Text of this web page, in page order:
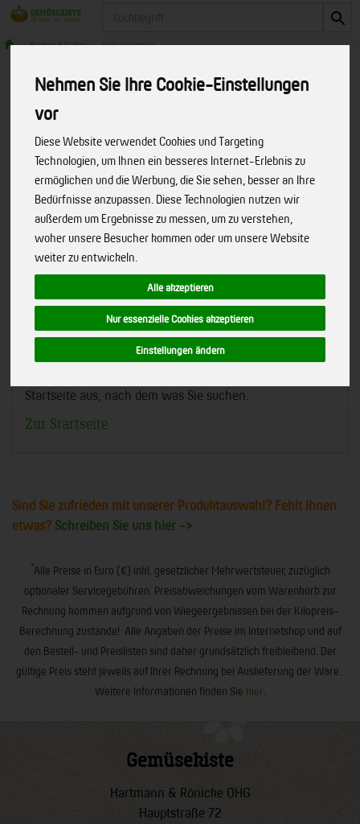
Nehmen Sie Ihre Cookie-Einstellungen
vor
Diese Website verwendet Cookies und Targeting
Technologien, um Ihnen ein besseres Internet-Erlebnis zu
ermöglichen und die Werbung, die Sie sehen, besser an Ihre
Bedürfnisse anzupassen. Diese Technologien nutzen wir
außerdem um Ergebnisse zu messen, um zu verstehen,
woher unsere Besucher kommen oder um unsere Website
weiter zu entwickeln.
Alle akzeptieren
Nur essenzielle Cookies akzeptieren
Einstellungen ändern
Backen & Süßes Süßungsmittel
Produkte Speisekammer
Backen & Süßes
Süßungsmittel
Produkt "Dattel-Birnen-Apfel-Kraut"
nicht verfügbar.
Bitte entschuldigen Sie, diese Seite
gibt es nicht mehr!
Wir haben unseren Internetauftritt umgebaut. Dabei hat
sich einiges geändert. Das von Ihnen gesuchte Produkt
oder die Internetseite ist leider nicht mehr verfügbar!
Startseite aus, nach dem was Sie suchen.
Zur Startseite
Sind Sie zufrieden mit unserer Produktauswahl? Fehlt Ihnen
etwas? Schreiben Sie uns hier ->
*Alle Preise in Euro (€) inkl. gesetzlicher Mehrwertsteuer, zuzüglich
optionaler Servicegebühren. Preisabweichungen vom Warenkorb zur
Rechnung kommen aufgrund von Wiegeergebnissen bei der Kilopreis-
Berechnung zustande! Alle Angaben der Preise im Internetshop und auf
den Bestell- und Preislisten sind daher grundsätzlich freibleibend. Der
gültige Preis steht jeweils auf Ihrer Rechnung bei Auslieferung der Ware.
Weitere Informationen finden Sie hier
Gemüsekiste
Hartmann & Rönicke OHG
Hauptstraße 72